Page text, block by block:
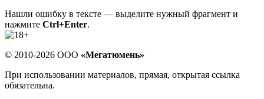
Нашли ошибку в тексте — выделите нужный фрагмент и
нажмите Ctrl+Enter.
© 2010-2026 ООО «Мегатюмень»
При использовании материалов, прямая, открытая ссылка
обязательна.